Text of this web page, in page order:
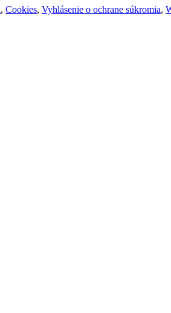
, Cookies, Vyhlásenie o ochrane súkromia,